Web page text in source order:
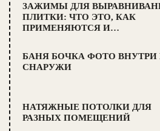
ЗАЖИМЫ ДЛЯ
ПЛИТКИ: ЧТО ЭТО, КАК
ПРИМЕНЯЮТСЯ И…
БАНЯ БОЧКА ФОТО ВНУТРИ
СНАРУЖИ
НАТЯЖНЫЕ ПОТОЛКИ ДЛЯ
РАЗНЫХ ПОМЕЩЕНИЙ